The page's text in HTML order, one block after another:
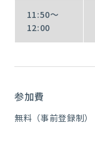
11:50～
12:00
参加費
無料（事前登録制）